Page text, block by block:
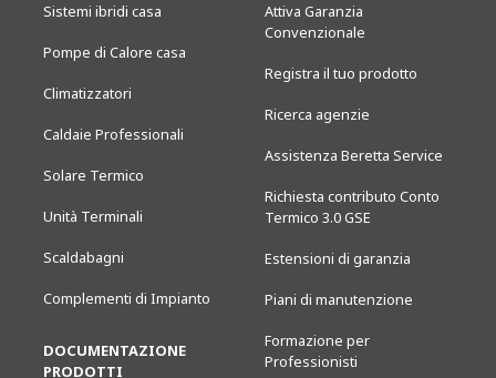
Sistemi ibridi casa
Pompe di Calore casa
Climatizzatori
Caldaie Professionali
Solare Termico
Unità Terminali
Scaldabagni
Complementi di Impianto
DOCUMENTAZIONE
PRODOTTI
Attiva Garanzia
Convenzionale
Registra il tuo prodotto
Ricerca agenzie
Assistenza Beretta Service
Richiesta contributo Conto
Termico 3.0 GSE
Estensioni di garanzia
Piani di manutenzione
Formazione per
Professionisti